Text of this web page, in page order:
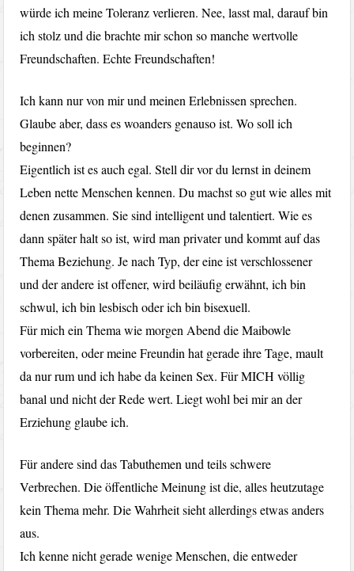
würde ich meine Toleranz verlieren. Nee, lasst mal, darauf bin
ich stolz und die brachte mir schon so manche wertvolle
Freundschaften. Echte Freundschaften!
Ich kann nur von mir und meinen Erlebnissen sprechen.
Glaube aber, dass es woanders genauso ist. Wo soll ich
beginnen?
Eigentlich ist es auch egal. Stell dir vor du lernst in deinem
Leben nette Menschen kennen. Du machst so gut wie alles mit
denen zusammen. Sie sind intelligent und talentiert. Wie es
dann später halt so ist, wird man privater und kommt auf das
Thema Beziehung. Je nach Typ, der eine ist verschlossener
und der andere ist offener, wird beiläufig erwähnt, ich bin
schwul, ich bin lesbisch oder ich bin bisexuell.
Für mich ein Thema wie morgen Abend die Maibowle
vorbereiten, oder meine Freundin hat gerade ihre Tage, mault
da nur rum und ich habe da keinen Sex. Für MICH völlig
banal und nicht der Rede wert. Liegt wohl bei mir an der
Erziehung glaube ich.
Für andere sind das Tabuthemen und teils schwere
Verbrechen. Die öffentliche Meinung ist die, alles heutzutage
kein Thema mehr. Die Wahrheit sieht allerdings etwas anders
aus.
Ich kenne nicht gerade wenige Menschen, die entweder